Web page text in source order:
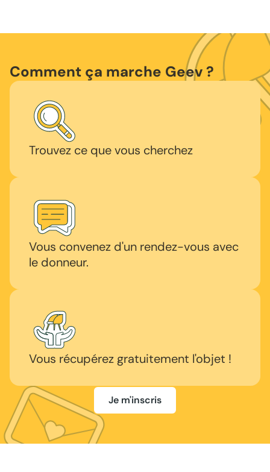
Comment ça marche Geev ?
Trouvez ce que vous cherchez
Vous convenez d'un rendez-vous avec
le donneur.
Vous récupérez gratuitement l'objet !
Je m'inscris